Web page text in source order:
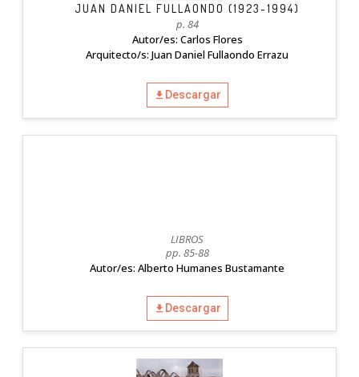
JUAN DANIEL FULLAONDO (1923-1994)
p. 84
Autor/es: Carlos Flores
Arquitecto/s: Juan Daniel Fullaondo Errazu
Descargar
LIBROS
pp. 85-88
Autor/es: Alberto Humanes Bustamante
Descargar